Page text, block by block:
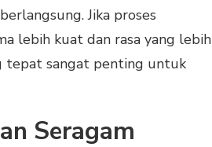
Jika proses
lebih kuat dan rasa yang lebih
tepat sangat penting untuk
Seragam